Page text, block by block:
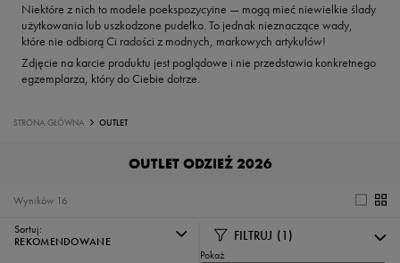
Niektóre z nich to modele poekspozycyine — mogą mieć niewielkie ślady
użytkowania lub uszkodzone pudełko. To jednak nieznaczące wady,
które nie odbiorą Ci radości z modnych, markowych artykułów!
Zdjęcie na karcie produktu jest poglądowe i nie przedstawia konkretnego
egzemplarza, który do Ciebie dotrze.
STRONA GŁÓWNA OUTLET
OUTLET ODZIEŻ 2026
16
Wyników
Sortuj:
REKOMENDOWANE
FILTRUJ (1)
Pokaż